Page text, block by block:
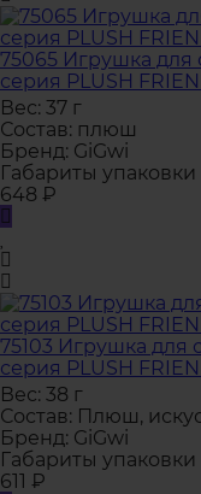
75065 Игрушка для
серия PLUSH
Вес: 37 г
Состав: плюш
Бренд: GiGwi
Габариты
648 ₽
75103 Игрушка для
серия PLUSH
Вес: 38 г
Состав: Плюш,
Бренд: GiGwi
Габариты
611 ₽